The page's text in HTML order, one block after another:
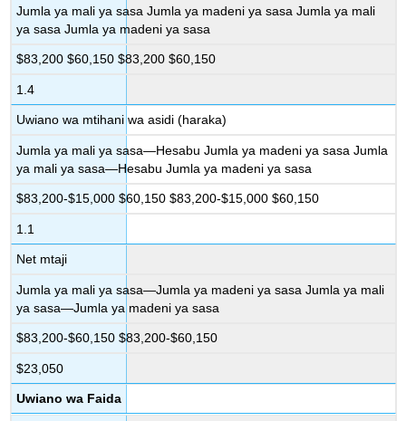
Jumla ya mali ya sasa Jumla ya madeni ya sasa Jumla ya mali
ya sasa Jumla ya madeni ya sasa
$83,200 $60,150 $83,200 $60,150
1.4
Uwiano wa mtihani wa asidi (haraka)
Jumla ya mali ya sasa—Hesabu Jumla ya madeni ya sasa Jumla
ya mali ya sasa—Hesabu Jumla ya madeni ya sasa
$83,200-$15,000 $60,150 $83,200-$15,000 $60,150
1.1
Net mtaji
Jumla ya mali ya sasa—Jumla ya madeni ya sasa Jumla ya mali
ya sasa—Jumla ya madeni ya sasa
$83,200-$60,150 $83,200-$60,150
$23,050
Uwiano wa Faida